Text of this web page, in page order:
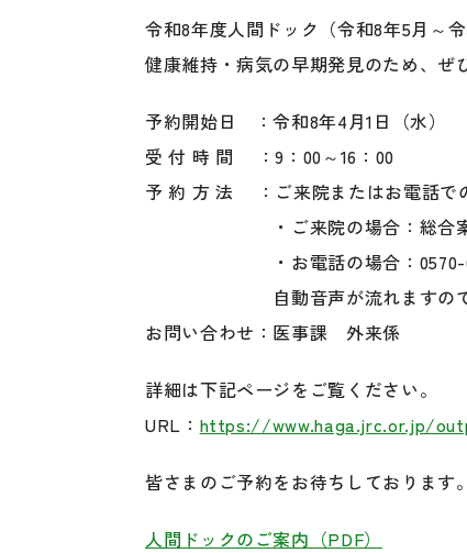
令和8年度人間ドック（令和8年5月～
健康維持・病気の早期発見のため、ぜ
予約開始日 ：令和8年4月1日（水）
受 付 時 間 ：9：00～16：00
予 約 方 法 ：ご来院またはお電話で
・ご来院の場合：総合案内
・お電話の場合：0570-01-
自動音声が流れますので、④
お問い合わせ：医事課 外来係
詳細は下記ページをご覧ください。
URL： https://www.haga.jrc.or.jp/
皆さまのご予約をお待ちしております。
人間ドックのご案内（PDF）